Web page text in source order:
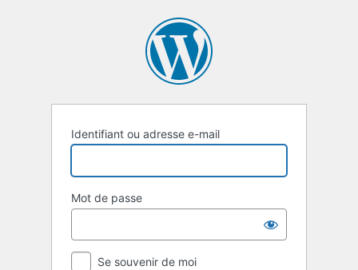
Identifiant ou adresse e-mail
Mot de passe
Se souvenir de moi